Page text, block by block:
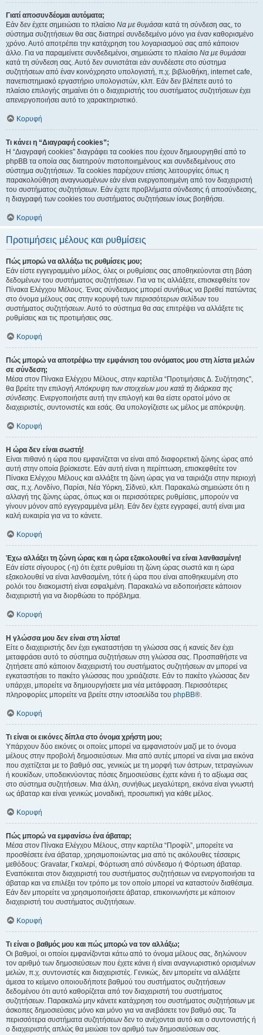
Γιατί αποσυνδέομαι αυτόματα;
Εάν δεν έχετε σημειώσει το πλαίσιο Να με θυμάσαι κατά τη σύνδεση σας, το
σύστημα συζητήσεων θα σας διατηρεί συνδεδεμένο μόνο για έναν καθορισμένο
χρόνο. Αυτό αποτρέπει την κατάχρηση του λογαριασμού σας από κάποιον
άλλο. Για να παραμείνετε συνδεδεμένοι, σημειώστε το πλαίσιο Να με θυμάσαι
κατά τη σύνδεση σας. Αυτό δεν συνιστάται εάν συνδέεστε στο σύστημα
συζητήσεων από έναν κοινόχρηστο υπολογιστή, π.χ. βιβλιοθήκη, internet cafe,
πανεπιστημιακό εργαστήριο υπολογιστών, κλπ. Εάν δεν βλέπετε αυτό το
πλαίσιο επιλογής σημαίνει ότι ο διαχειριστής του συστήματος συζητήσεων έχει
απενεργοποιήσει αυτό το χαρακτηριστικό.
Κορυφή
Τι κάνει η “Διαγραφή cookies”;
Η “Διαγραφή cookies” διαγράφει τα cookies που έχουν δημιουργηθεί από το
phpBB τα οποία σας διατηρούν πιστοποιημένους και συνδεδεμένους στο
σύστημα συζητήσεων. Τα cookies παρέχουν επίσης λειτουργίες όπως η
παρακολούθηση αναγνωσμένων εάν είναι ενεργοποιημένη από τον διαχειριστή
του συστήματος συζητήσεων. Εάν έχετε προβλήματα σύνδεσης ή αποσύνδεσης,
η διαγραφή των cookies του συστήματος συζητήσεων ίσως βοηθήσει.
Κορυφή
Προτιμήσεις μέλους και ρυθμίσεις
Πώς μπορώ να αλλάξω τις ρυθμίσεις μου;
Εάν είστε εγγεγραμμένο μέλος, όλες οι ρυθμίσεις σας αποθηκεύονται στη βάση
δεδομένων του συστήματος συζητήσεων. Για να τις αλλάξετε, επισκεφθείτε τον
Πίνακα Ελέγχου Μέλους. Ένας σύνδεσμος μπορεί συνήθως να βρεθεί πατώντας
στο όνομα μέλους σας στην κορυφή των περισσότερων σελίδων του
συστήματος συζητήσεων. Αυτό το σύστημα θα σας επιτρέψει να αλλάξετε τις
ρυθμίσεις και τις προτιμήσεις σας.
Κορυφή
Πώς μπορώ να αποτρέψω την εμφάνιση του ονόματος μου στη λίστα μελών
σε σύνδεση;
Μέσα στον Πίνακα Ελέγχου Μέλους, στην καρτέλα “Προτιμήσεις Δ. Συζήτησης”,
θα βρείτε την επιλογήΑπόκρυψη των στοιχείων μου κατά τη διάρκεια της
σύνδεσης. Ενεργοποιήστε αυτή την επιλογή και θα είστε ορατοί μόνο σε
διαχειριστές, συντονιστές και εσάς. Θα υπολογίζεστε ως μέλος με απόκρυψη.
Κορυφή
Η ώρα δεν είναι σωστή!
Είναι πιθανό η ώρα που εμφανίζεται να είναι από διαφορετική ζώνης ώρας από
αυτή στην οποία βρίσκεστε. Εάν αυτή είναι η περίπτωση, επισκεφθείτε τον
Πίνακα Ελέγχου Μέλους και αλλάξτε τη ζώνη ώρας για να ταιριάζει στην περιοχή
σας, π.χ. Λονδίνο, Παρίσι, Νέα Υόρκη, Σίδνεϋ, κλπ. Παρακαλώ σημειώστε ότι η
αλλαγή της ζώνης ώρας, όπως και οι περισσότερες ρυθμίσεις, μπορούν να
γίνουν μόνον από εγγεγραμμένα μέλη. Εάν δεν έχετε εγγραφεί, αυτή είναι μια
καλή ευκαιρία για να το κάνετε.
Κορυφή
Έχω αλλάξει τη ζώνη ώρας και η ώρα εξακολουθεί να είναι λανθασμένη!
Εάν είστε σίγουρος (-η) ότι έχετε ρυθμίσει τη ζώνη ώρας σωστά και η ώρα
εξακολουθεί να είναι λανθασμένη, τότε ή ώρα που είναι αποθηκευμένη στο
ρολόι του διακομιστή είναι εσφαλμένη. Παρακαλώ να ειδοποιήσετε κάποιον
διαχειριστή για να διορθώσει το πρόβλημα.
Κορυφή
Η γλώσσα μου δεν είναι στη λίστα!
Είτε ο διαχειριστής δεν έχει εγκαταστήσει τη γλώσσα σας ή κανείς δεν έχει
μεταφράσει αυτό το σύστημα συζητήσεων στη γλώσσα σας. Προσπαθήστε να
ζητήσετε από κάποιον διαχειριστή του συστήματος συζητήσεων αν μπορεί να
εγκαταστήσει το πακέτο γλώσσας που χρειάζεστε. Εάν το πακέτο γλώσσας δεν
υπάρχει, μπορείτε να δημιουργήσετε μια νέα μετάφραση. Περισσότερες
πληροφορίες μπορείτε να βρείτε στην ιστοσελίδα του phpBB®.
Κορυφή
Τι είναι οι εικόνες δίπλα στο όνομα χρήστη μου;
Υπάρχουν δύο εικόνες οι οποίες μπορεί να εμφανιστούν μαζί με το όνομα
μέλους στην προβολή δημοσιεύσεων. Μια από αυτές μπορεί να είναι μια εικόνα
που σχετίζεται με το βαθμό σας, γενικώς με τη μορφή των άστρων, τετραγώνων
ή κουκίδων, υποδεικνύοντας πόσες δημοσιεύσεις έχετε κάνει ή το αξίωμα σας
στο σύστημα συζητήσεων. Μια άλλη, συνήθως μεγαλύτερη, εικόνα είναι γνωστή
ως άβαταρ και είναι γενικώς μοναδική, προσωπική για κάθε μέλος.
Κορυφή
Πώς μπορώ να εμφανίσω ένα άβαταρ;
Μέσα στον Πίνακα Ελέγχου Μέλους, στην καρτέλα “Προφίλ”, μπορείτε να
προσθέσετε ένα άβαταρ, χρησιμοποιώντας μια από τις ακόλουθες τέσσερις
μεθόδους: Gravatar, Γκαλερί, Φόρτωση από σύνδεσμο ή Φόρτωση άβαταρ.
Εναπόκειται στον διαχειριστή του συστήματος συζητήσεων να ενεργοποιήσει τα
άβαταρ και να επιλέξει τον τρόπο με τον οποίο μπορεί να καταστούν διαθέσιμα.
Εάν δεν μπορείτε να χρησιμοποιήσετε άβαταρ, επικοινωνήστε με κάποιον
διαχειριστή του συστήματος συζητήσεων.
Κορυφή
Τι είναι ο βαθμός μου και πώς μπορώ να τον αλλάξω;
Οι βαθμοί, οι οποίοι εμφανίζονται κάτω από το όνομα μέλους σας, δηλώνουν
τον αριθμό των δημοσιεύσεων που έχετε κάνει ή είναι αναγνωριστικό ορισμένων
μελών, π.χ. συντονιστές και διαχειριστές. Γενικώς, δεν μπορείτε να αλλάξετε
άμεσα το κείμενο οποιουδήποτε βαθμού του συστήματος συζητήσεων
δεδομένου ότι αυτό καθορίζεται από τον διαχειριστή του συστήματος
συζητήσεων. Παρακαλώ μην κάνετε κατάχρηση του συστήματος συζητήσεων με
άσκοπες δημοσιεύσεις μόνο και μόνο για να ανεβάσετε τον βαθμό σας. Τα
περισσότερα συστήματα συζητήσεων δεν το ανέχονται αυτό και ο συντονιστής ή
ο διαχειριστής απλώς θα μειώσει τον αριθμό των δημοσιεύσεων σας.